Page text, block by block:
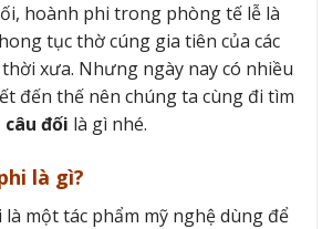
hoành phi trong phòng tế lễ là
tục thờ cúng gia tiên của các
xưa. Nhưng ngày nay có nhiều
đến thế nên chúng ta cùng đi tìm
đối là gì nhé.
là gì?
một tác phẩm mỹ nghệ dùng để